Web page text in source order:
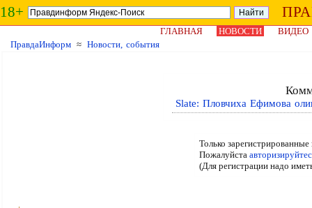
18+
ГЛАВНАЯ НОВОСТИ
ВИДЕО
ПравдаИнформ ≈ Новости, события
Slate: Пловчиха Ефимова
Только
Пожалуйста
(Для регистрации надо